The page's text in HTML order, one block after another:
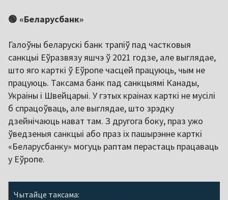
🟢 «Беларусбанк»
Галоўны беларускі банк трапіў пад частковыя
санкцыі Еўразвязу яшчэ ў 2021 годзе, але выглядае,
што яго карткі ў Еўропе часцей працуюць, чым не
працуюць. Таксама банк пад санкцыямі Канады,
Украіны і Швейцарыі. У гэтых краінах карткі не мусілі
б спрацоўваць, але выглядае, што зрэдку
дзейнічаюць нават там. З другога боку, праз ужо
ўведзеныя санкцыі або праз іх пашырэнне карткі
«Беларусбанку» могуць раптам перастаць працаваць
у Еўропе.
Чытайце таксама: